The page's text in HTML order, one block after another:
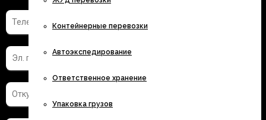
Контейнерные перевозки
Автоэкспедирование
Ответственное хранение
Упаковка грузов